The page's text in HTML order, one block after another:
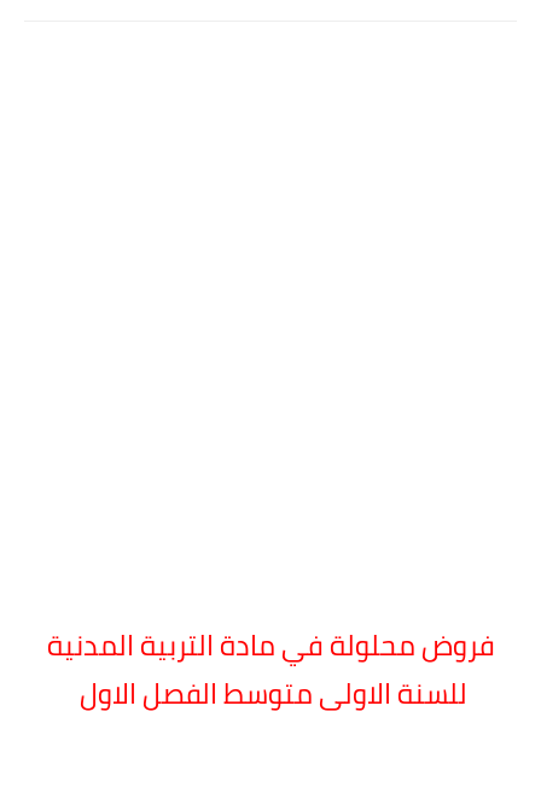
فروض محلولة في مادة التربية المدنية
للسنة الاولى متوسط الفصل الاول